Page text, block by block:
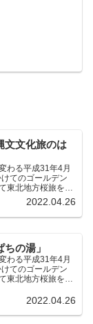
文文化旅のは
わる平成31年4月
てのゴールデン
東北地方桜旅を車
記録をまとめたも
てものはテレビの
2022.04.26
の湯」
わる平成31年4月
てのゴールデン
東北地方桜旅を車
てものはテレビの
2022.04.26